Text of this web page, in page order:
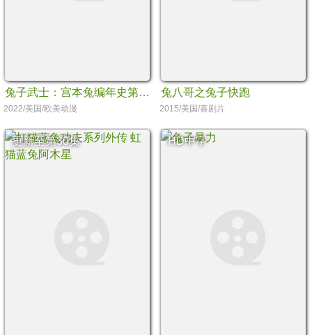
兔子武士：宫本兔编年史第一季
2022/美国/欧美动漫
兔八哥之兔子快跑
2015/美国/喜剧片
更新至第30集 HD中字